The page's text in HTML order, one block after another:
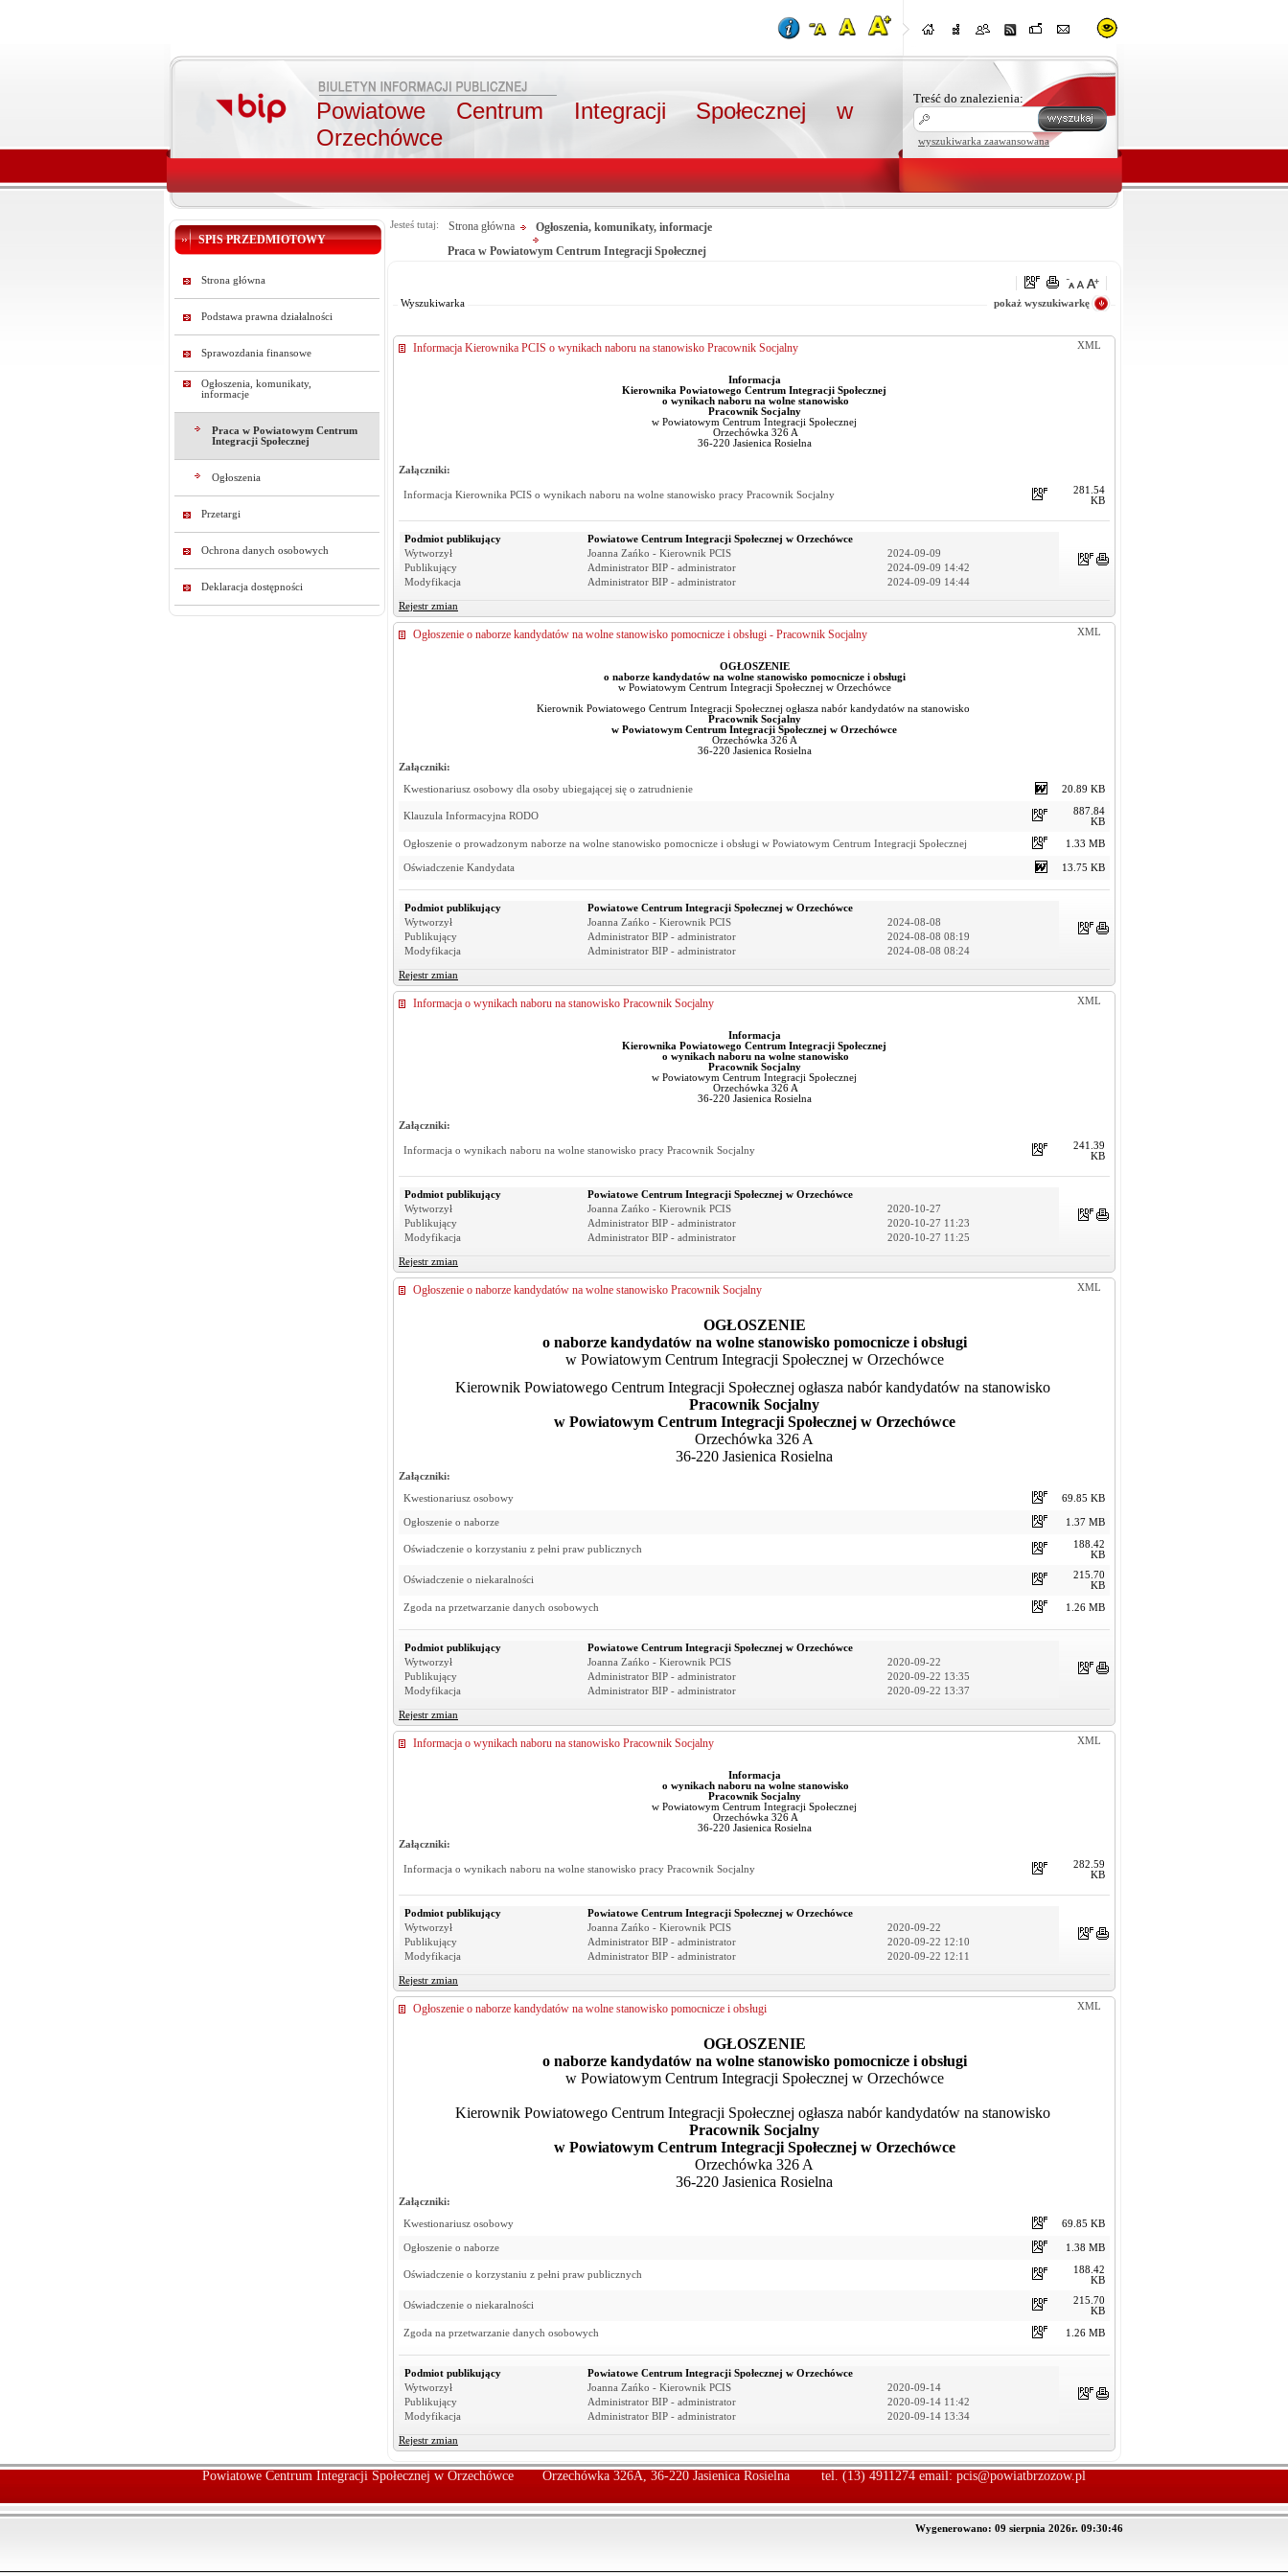
Powiatowe Centrum Integracji Społecznej w
Orzechówce
Treść do znalezienia:
wyszukiwarka zaawansowana
SPIS PRZEDMIOTOWY
Strona główna
Podstawa prawna działalności
Sprawozdania finansowe
Ogłoszenia, komunikaty,
informacje
Praca w Powiatowym Centrum
Integracji Społecznej
Ogłoszenia
Przetargi
Ochrona danych osobowych
Deklaracja dostępności
Jesteś tutaj: Strona główna
Ogłoszenia, komunikaty, informacje
Praca w Powiatowym Centrum Integracji Społecznej
Wyszukiwarka pokaż wyszukiwarkę
XML
Informacja Kierownika PCIS o wynikach naboru na stanowisko Pracownik Socjalny
Informacja
Kierownika Powiatowego Centrum Integracji Społecznej
o wynikach naboru na wolne stanowisko
Pracownik Socjalny
w Powiatowym Centrum Integracji Społecznej
Orzechówka 326 A
36-220 Jasienica Rosielna
Załączniki:
Informacja Kierownika PCIS o wynikach naboru na wolne stanowisko pracy Pracownik Socjalny
281.54
KB
Podmiot publikujący
Powiatowe Centrum Integracji Społecznej w Orzechówce
Wytworzył
Joanna Zańko - Kierownik PCIS
2024-09-09
Publikujący
Administrator BIP - administrator
2024-09-09 14:42
Modyfikacja
Administrator BIP - administrator 2024-09-09 14:44
Rejestr zmian
XML
Ogłoszenie o naborze kandydatów na wolne stanowisko pomocnicze i obsługi - Pracownik Socjalny
OGŁOSZENIE
o naborze kandydatów na wolne stanowisko pomocnicze i obsługi
w Powiatowym Centrum Integracji Społecznej w Orzechówce
Kierownik Powiatowego Centrum Integracji Społecznej ogłasza nabór kandydatów na stanowisko
Pracownik Socjalny
w Powiatowym Centrum Integracji Społecznej w Orzechówce
Orzechówka 326 A
36-220 Jasienica Rosielna
Załączniki:
Kwestionariusz osobowy dla osoby ubiegającej się o zatrudnienie 20.89 KB
Klauzula Informacyjna RODO
887.84
KB
Ogłoszenie o prowadzonym naborze na wolne stanowisko pomocnicze i obsługi w Powiatowym Centrum Integracji Społecznej 1.33 MB
Oświadczenie Kandydata 13.75 KB
Podmiot publikujący
Powiatowe Centrum Integracji Społecznej w Orzechówce
Wytworzył
Joanna Zańko - Kierownik PCIS
2024-08-08
Publikujący
Administrator BIP - administrator
2024-08-08 08:19
Modyfikacja
Administrator BIP - administrator 2024-08-08 08:24
Rejestr zmian
XML
Informacja o wynikach naboru na stanowisko Pracownik Socjalny
Informacja
Kierownika Powiatowego Centrum Integracji Społecznej
o wynikach naboru na wolne stanowisko
Pracownik Socjalny
w Powiatowym Centrum Integracji Społecznej
Orzechówka 326 A
36-220 Jasienica Rosielna
Załączniki:
Informacja o wynikach naboru na wolne stanowisko pracy Pracownik Socjalny
241.39
KB
Podmiot publikujący
Powiatowe Centrum Integracji Społecznej w Orzechówce
Wytworzył
Joanna Zańko - Kierownik PCIS
2020-10-27
Publikujący
Administrator BIP - administrator
2020-10-27 11:23
Modyfikacja
Administrator BIP - administrator 2020-10-27 11:25
Rejestr zmian
XML
Ogłoszenie o naborze kandydatów na wolne stanowisko Pracownik Socjalny
OGŁOSZENIE
o naborze kandydatów na wolne stanowisko pomocnicze i obsługi
w Powiatowym Centrum Integracji Społecznej w Orzechówce
Kierownik Powiatowego Centrum Integracji Społecznej ogłasza nabór kandydatów na stanowisko
Pracownik Socjalny
w Powiatowym Centrum Integracji Społecznej w Orzechówce
Orzechówka 326 A
36-220 Jasienica Rosielna
Załączniki:
Kwestionariusz osobowy 69.85 KB
Ogłoszenie o naborze 1.37 MB
Oświadczenie o korzystaniu z pełni praw publicznych
188.42
KB
Oświadczenie o niekaralności
215.70
KB
Zgoda na przetwarzanie danych osobowych 1.26 MB
Podmiot publikujący
Powiatowe Centrum Integracji Społecznej w Orzechówce
Wytworzył
Joanna Zańko - Kierownik PCIS
2020-09-22
Publikujący
Administrator BIP - administrator
2020-09-22 13:35
Modyfikacja
Administrator BIP - administrator 2020-09-22 13:37
Rejestr zmian
XML
Informacja o wynikach naboru na stanowisko Pracownik Socjalny
Informacja
o wynikach naboru na wolne stanowisko
Pracownik Socjalny
w Powiatowym Centrum Integracji Społecznej
Orzechówka 326 A
36-220 Jasienica Rosielna
Załączniki:
Informacja o wynikach naboru na wolne stanowisko pracy Pracownik Socjalny
282.59
KB
Podmiot publikujący
Powiatowe Centrum Integracji Społecznej w Orzechówce
Wytworzył
Joanna Zańko - Kierownik PCIS
2020-09-22
Publikujący
Administrator BIP - administrator
2020-09-22 12:10
Modyfikacja
Administrator BIP - administrator 2020-09-22 12:11
Rejestr zmian
XML
Ogłoszenie o naborze kandydatów na wolne stanowisko pomocnicze i obsługi
OGŁOSZENIE
o naborze kandydatów na wolne stanowisko pomocnicze i obsługi
w Powiatowym Centrum Integracji Społecznej w Orzechówce
Kierownik Powiatowego Centrum Integracji Społecznej ogłasza nabór kandydatów na stanowisko
Pracownik Socjalny
w Powiatowym Centrum Integracji Społecznej w Orzechówce
Orzechówka 326 A
36-220 Jasienica Rosielna
Załączniki:
Kwestionariusz osobowy 69.85 KB
Ogłoszenie o naborze 1.38 MB
Oświadczenie o korzystaniu z pełni praw publicznych
188.42
KB
Oświadczenie o niekaralności
215.70
KB
Zgoda na przetwarzanie danych osobowych 1.26 MB
Podmiot publikujący
Powiatowe Centrum Integracji Społecznej w Orzechówce
Wytworzył
Joanna Zańko - Kierownik PCIS
2020-09-14
Publikujący
Administrator BIP - administrator
2020-09-14 11:42
Modyfikacja
Administrator BIP - administrator 2020-09-14 13:34
Rejestr zmian
Powiatowe Centrum Integracji Społecznej w Orzechówce Orzechówka 326A, 36-220 Jasienica Rosielna tel. (13) 4911274 email: pcis@powiatbrzozow.pl
Wygenerowano: 09 sierpnia 2026r. 09:30:46